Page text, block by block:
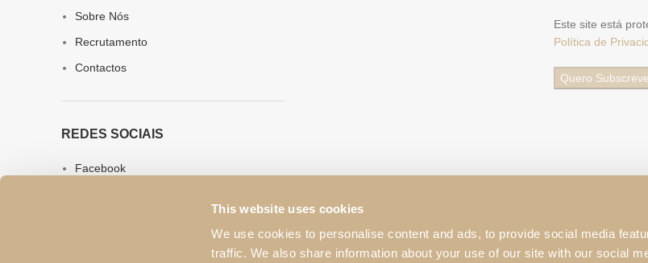
This website uses cookies
We use cookies to personalise content and ads, to provide social media
traffic. We also share information about your use of our site with our social
Sobre Nós
Recrutamento
Contactos
REDES SOCIAIS
Facebook
Este site está
Política de